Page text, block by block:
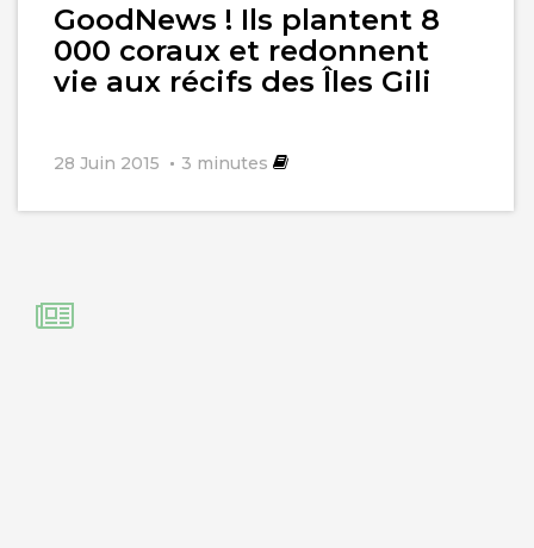
GoodNews ! Ils plantent 8
000 coraux et redonnent
vie aux récifs des Îles Gili
28 Juin 2015 3 minutes
l'article